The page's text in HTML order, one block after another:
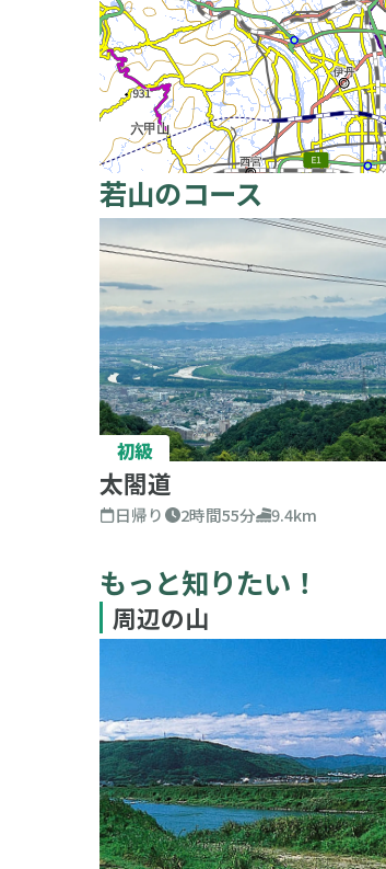
若山のコース
初級
太閤道
日帰り 2時間55分 9.4km
もっと知りたい！
周辺の山